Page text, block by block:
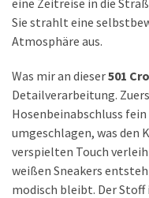
(10)
Körperhygiene
Bekleidung
(22)
Hosen
(8)
Sie strahlt eine
Atmosphäre aus.
Was mir an dieser501
Detailverarbeitung.
Hosenbeinabschluss
umgeschlagen, was den
verspielten Touch
weißen Sneakers
modisch bleibt. Der